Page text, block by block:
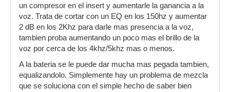
un compresor en el insert y aumentarle la ganancia a la
voz. Trata de cortar con un EQ en los 150hz y aumentar
2 dB en los 2Khz para darle mas presencia a la voz,
tambien proba aumentando un poco mas el brillo de la
voz por cerca de los 4khz/5khz mas o menos.
A la bateria se le puede dar mucha mas pegada tambien,
equalizandolo. Simplemente hay un problema de mezcla
que se soluciona con el simple hecho de saber bien